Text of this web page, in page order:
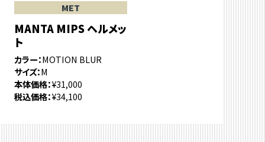
MET
MANTA MIPS ヘルメッ
ト
カラー MOTION BLUR
サイズ M
本体価格 ¥31,000
税込価格 ¥34,100